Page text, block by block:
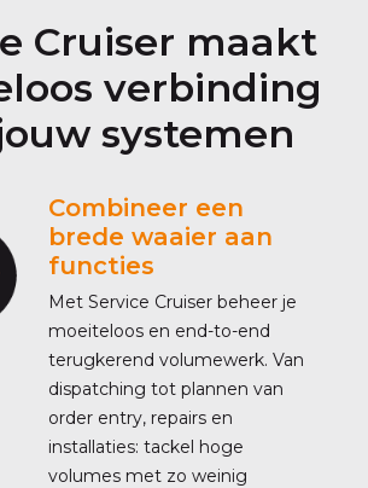
Cruiser maakt
verbinding
systemen
Combineer een
brede waaier aan
functies
Met Service Cruiser beheer je
moeiteloos en end-to-end
terugkerend volumewerk. Van
dispatching tot plannen van
order entry, repairs en
installaties: tackel hoge
volumes met zo weinig